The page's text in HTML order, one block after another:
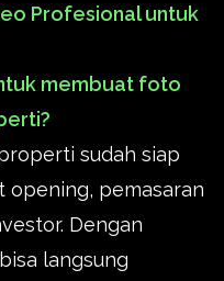
Profesional untuk
membuat foto
sudah siap
opening, pemasaran
Dengan
langsung